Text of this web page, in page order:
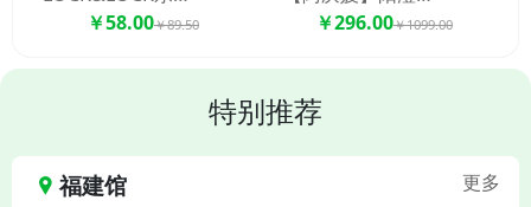
￥58.00￥89.50
￥296.00￥1099.00
特别推荐
福建馆 更多